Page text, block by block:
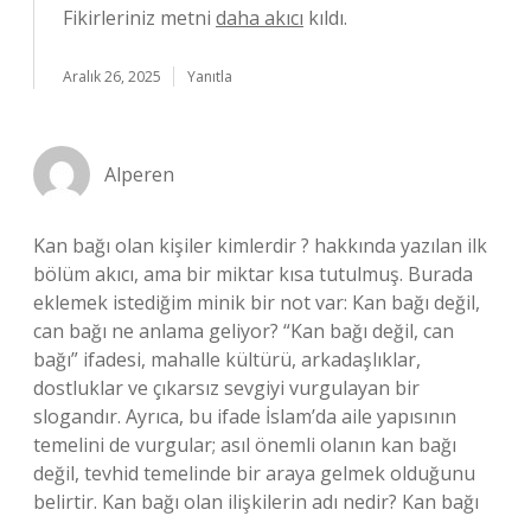
Fikirleriniz metni daha akıcı kıldı.
Aralık 26, 2025 Yanıtla
Alperen
Kan bağı olan kişiler kimlerdir ? hakkında yazılan ilk
bölüm akıcı, ama bir miktar kısa tutulmuş. Burada
eklemek istediğim minik bir not var: Kan bağı değil,
can bağı ne anlama geliyor? “Kan bağı değil, can
bağı” ifadesi, mahalle kültürü, arkadaşlıklar,
dostluklar ve çıkarsız sevgiyi vurgulayan bir
slogandır. Ayrıca, bu ifade İslam’da aile yapısının
temelini de vurgular; asıl önemli olanın kan bağı
değil, tevhid temelinde bir araya gelmek olduğunu
belirtir. Kan bağı olan ilişkilerin adı nedir? Kan bağı